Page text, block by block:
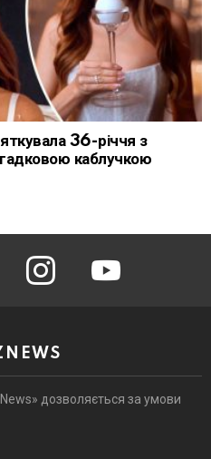
36-річчя з
каблучкою
instagram youtube
дозволяється за умови